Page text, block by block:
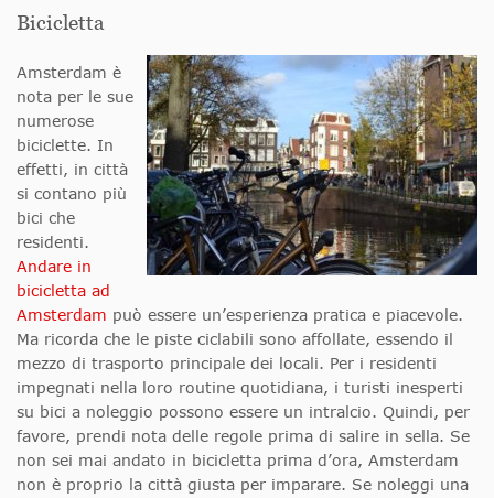
Bicicletta
Amsterdam è
nota per le sue
numerose
biciclette. In
effetti, in città
si contano più
bici che
residenti.
Andare in
bicicletta ad
Amsterdam può essere un’esperienza pratica e piacevole.
Ma ricorda che le piste ciclabili sono affollate, essendo il
mezzo di trasporto principale dei locali. Per i residenti
impegnati nella loro routine quotidiana, i turisti inesperti
su bici a noleggio possono essere un intralcio. Quindi, per
favore, prendi nota delle regole prima di salire in sella. Se
non sei mai andato in bicicletta prima d’ora, Amsterdam
non è proprio la città giusta per imparare. Se noleggi una